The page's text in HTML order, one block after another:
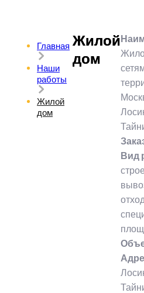
Главная
Наши
работы
Жилой
дом
Жилой
дом
Вид